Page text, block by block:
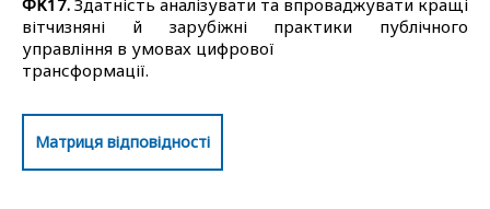
ФК17. Здатність аналізувати та впроваджувати кращі
вітчизняні й зарубіжні практики публічного
управління в умовах цифрової
трансформації.
Матриця відповідності